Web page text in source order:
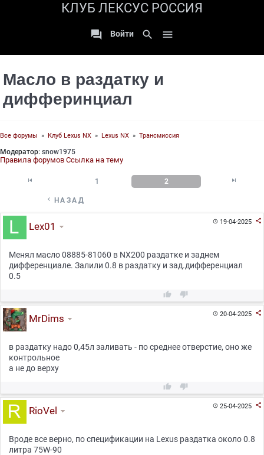
КЛУБ ЛЕКСУС РОССИЯ
 Войти search 
Масло в раздатку и
дифферинциал
Все форумы » Клуб Lexus NX » Lexus NX » Трансмиссия
Модератор: snow1975
Правила форумов Ссылка на тему
 1 2 
 НАЗАД
19-04-2025 
Lex01
Менял масло 08885-81060 в NX200 раздатке и заднем
дифференциале. Залили 0.8 в раздатку и зад.дифференциал
0.5
 
20-04-2025 
MrDims
в раздатку надо 0,45л заливать - по среднее отверстие, оно же
контрольное
а не до верху
 
25-04-2025 
RioVel
Вроде все верно, по спецификации на Lexus раздатка около 0.8
литра 75W-90